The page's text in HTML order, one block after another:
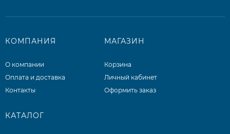
КОМПАНИЯ
О компании
Оплата и доставка
Контакты
МАГАЗИН
Корзина
Личный кабинет
Оформить заказ
КАТАЛОГ